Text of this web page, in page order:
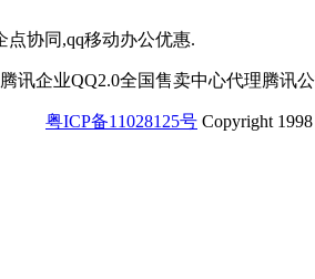
腾讯企业QQ2.0全国售卖中心代理腾讯公
粤ICP备11028125号 Copyright